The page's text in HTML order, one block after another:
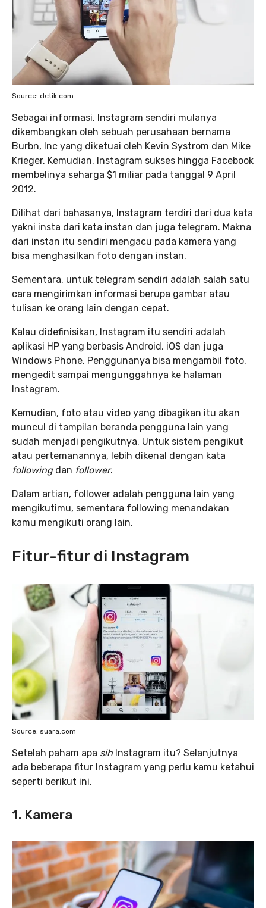
Source: detik.com
Sebagai informasi, Instagram sendiri mulanya
dikembangkan oleh sebuah perusahaan bernama
Burbn, Inc yang diketuai oleh Kevin Systrom dan Mike
Krieger. Kemudian, Instagram sukses hingga Facebook
membelinya seharga $1 miliar pada tanggal 9 April
2012.
Dilihat dari bahasanya, Instagram terdiri dari dua kata
yakni insta dari kata instan dan juga telegram. Makna
dari instan itu sendiri mengacu pada kamera yang
bisa menghasilkan foto dengan instan.
Sementara, untuk telegram sendiri adalah salah satu
cara mengirimkan informasi berupa gambar atau
tulisan ke orang lain dengan cepat.
Kalau didefinisikan, Instagram itu sendiri adalah
aplikasi HP yang berbasis Android, iOS dan juga
Windows Phone. Penggunanya bisa mengambil foto,
mengedit sampai mengunggahnya ke halaman
Instagram.
Kemudian, foto atau video yang dibagikan itu akan
muncul di tampilan beranda pengguna lain yang
sudah menjadi pengikutnya. Untuk sistem pengikut
atau pertemanannya, lebih dikenal dengan kata
followingdan follower.
Dalam artian, follower adalah pengguna lain yang
mengikutimu, sementara following menandakan
kamu mengikuti orang lain.
Fitur-fitur di Instagram
Source: suara.com
Setelah paham apa sih Instagram itu? Selanjutnya
ada beberapa fitur Instagram yang perlu kamu ketahui
seperti berikut ini.
1. Kamera